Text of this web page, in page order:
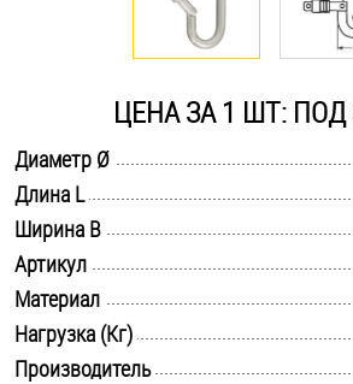
Стопорные кольца
Такелаж
Хомуты
Шайбы
ЦЕНА ЗА 1 ШТ: ПОД
Диаметр Ø
Длина L
Ширина B
Артикул
Материал
Нагрузка (Кг)
Производитель